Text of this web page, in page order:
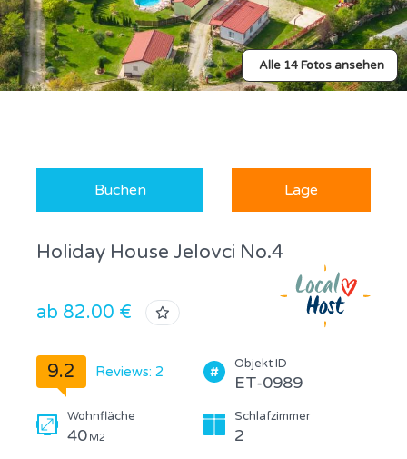
Alle 14 Fotos ansehen
Buchen Lage
Holiday House Jelovci No.4
ab 82.00 €
9.2 Reviews: 2 Objekt ID
ET-0989
Wohnfläche
40 M2
Schlafzimmer
2